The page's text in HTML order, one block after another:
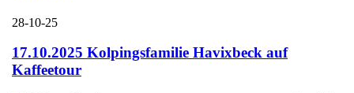
28-10-25
17.10.2025 Kolpingsfamilie Havixbeck auf
Kaffeetour